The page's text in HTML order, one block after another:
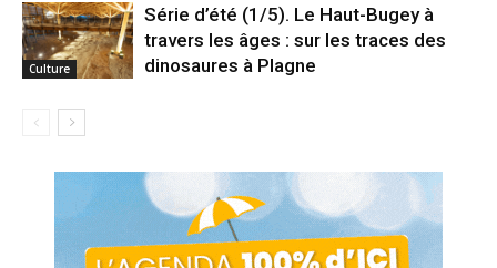
Culture
Série d’été (1/5). Le Haut-Bugey à
travers les âges : sur les traces des
dinosaures à Plagne